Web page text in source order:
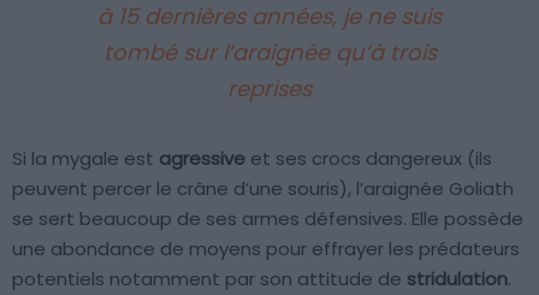
à 15 dernières années, je ne suis
tombé sur l’araignée qu’à trois
reprises
Si la mygale est agressive et ses crocs dangereux (ils
peuvent percer le crâne d’une souris), l’araignée Goliath
se sert beaucoup de ses armes défensives. Elle possède
une abondance de moyens pour effrayer les prédateurs
potentiels notamment par son attitude de stridulation.